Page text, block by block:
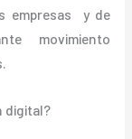
empresas y de
movimiento
digital?